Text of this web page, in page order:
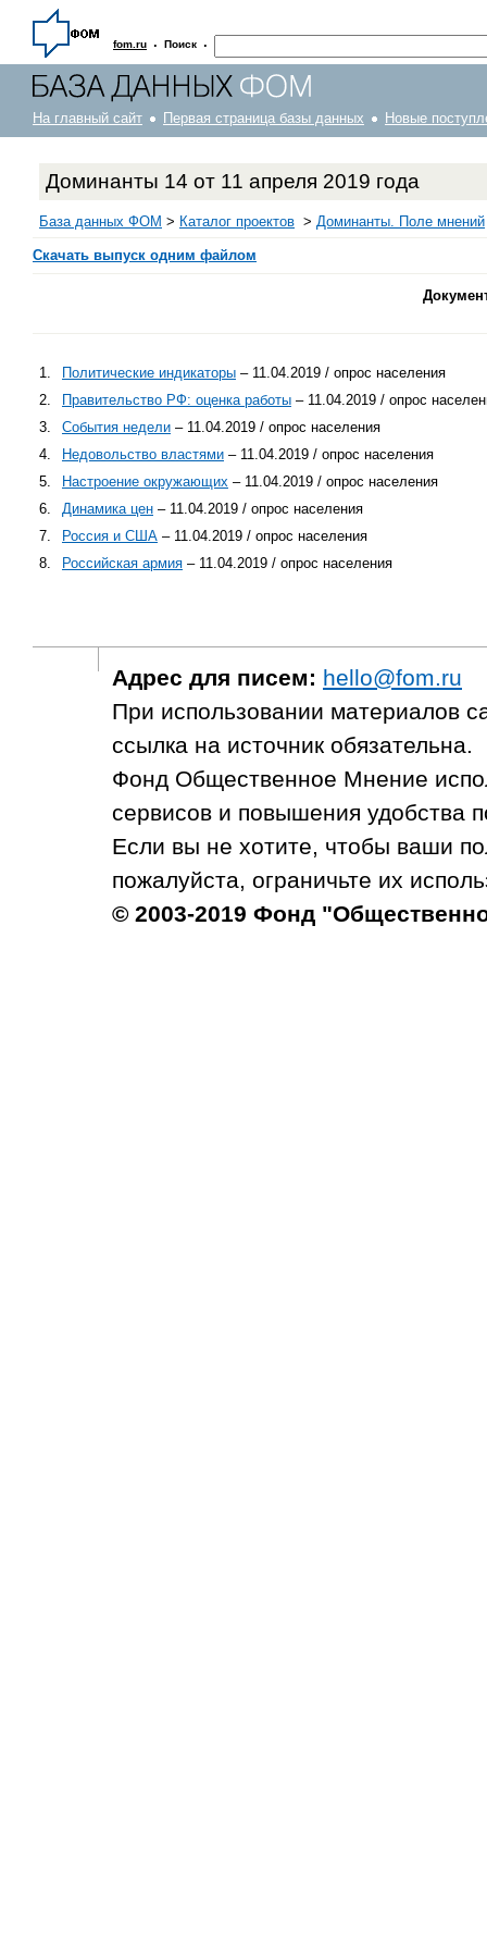
fom.ru · Поиск ·
На главный сайт Первая страница базы данных Новые
Доминанты 14 от 11 апреля 2019 года
База данных ФОМ > Каталог проектов > Доминанты. Поле мнений
Скачать выпуск одним файлом
1. Политические индикаторы – 11.04.2019 / опрос населения
2.
Правительство РФ: оценка работы – 11.04.2019 / опрос
3.
События недели – 11.04.2019 / опрос населения
4.
Недовольство властями – 11.04.2019 / опрос населения
5.
Настроение окружающих – 11.04.2019 / опрос населения
6.
Динамика цен – 11.04.2019 / опрос населения
7.
Россия и США – 11.04.2019 / опрос населения
8.
Российская армия – 11.04.2019 / опрос населения
Адрес для писем: hello@fom.ru
При использовании материалов
ссылка на источник обязательна.
Фонд Общественное Мнение
сервисов и повышения удобства
Если вы не хотите, чтобы ваши
пожалуйста, ограничьте их
© 2003-2019 Фонд